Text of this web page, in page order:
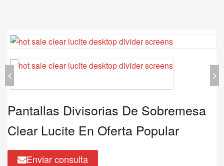
Pantallas Divisorias De Sobremesa
Clear Lucite En Oferta Popular
Enviar consulta